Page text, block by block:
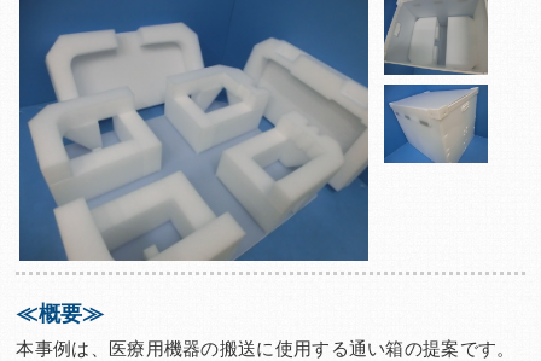
≪概要≫
本事例は、医療用機器の搬送に使用する通い箱の提案です。